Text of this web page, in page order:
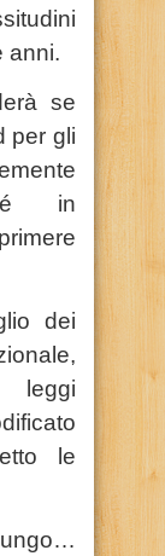
anni.
se
per gli
in
dei
leggi
le